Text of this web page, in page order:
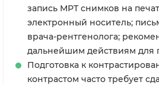
запись МРТ снимков на
электронный носитель;
врача-рентгенолога;
дальнейшим действиям для
Подготовка к
контрастом часто требует